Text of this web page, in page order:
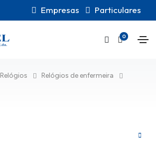
Empresas Particulares
0
Relógios
Relógios de enfermeira